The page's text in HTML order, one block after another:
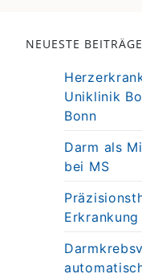
NEUESTE BEITRÄGE
Uniklinik
Bonn
Darm als
bei MS